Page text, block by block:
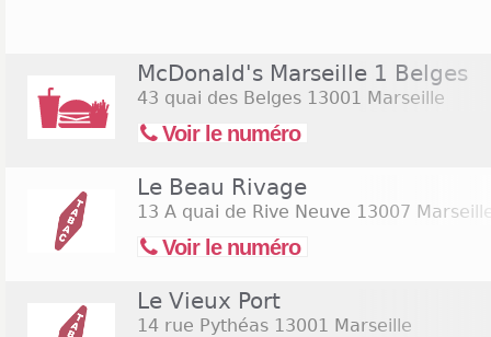
McDonald's Marseille 1 Belges
43 quai des Belges 13001 Marseille
Voir le numéro
Le Beau Rivage
13 A quai de Rive Neuve 13007
Voir le numéro
Le Vieux Port
14 rue Pythéas 13001 Marseille